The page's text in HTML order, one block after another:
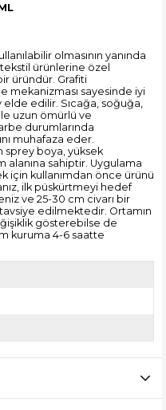
olmasının yanında
ürünlerine özel
üründür. Grafiti
mekanizması sayesinde iyi
edilir. Sıcağa, soğuğa,
ile uzun ömürlü ve
durumlarında
muhafaza eder.
sprey boya, yüksek
alanına sahiptir. Uygulama
için kullanımdan önce ürünü
ilk püskürtmeyi hedef
ve 25-30 cm civarı bir
edilmektedir. Ortamın
gösterebilse de
kuruma 4-6 saatte